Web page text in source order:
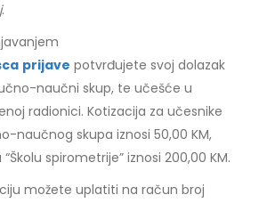
.
prijave potvrđujete svoj dolazak
naučni skup, te učešće u
radionici. Kotizacija za učesnike
naučnog skupa iznosi 50,00 KM,
“Školu spirometrije” iznosi 200,00 KM.
možete uplatiti na račun broj